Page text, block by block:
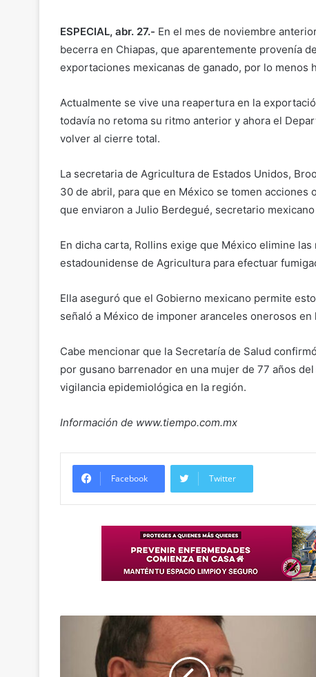
ESPECIAL, abr. 27.- En el mes de noviembre
becerra en Chiapas, que aparentemente provenía
exportaciones mexicanas de ganado, por lo menos
Actualmente se vive una reapertura en la
todavía no retoma su ritmo anterior y ahora el
volver al cierre total.
La secretaria de Agricultura de Estados Unidos,
30 de abril, para que en México se tomen
que enviaron a Julio Berdegué, secretario
En dicha carta, Rollins exige que México elimine
estadounidense de Agricultura para efectuar
Ella aseguró que el Gobierno mexicano permite
señaló a México de imponer aranceles onerosos
Cabe mencionar que la Secretaría de Salud
por gusano barrenador en una mujer de 77 años
vigilancia epidemiológica en la región.
Información de www.tiempo.com.mx
Facebook Twitter